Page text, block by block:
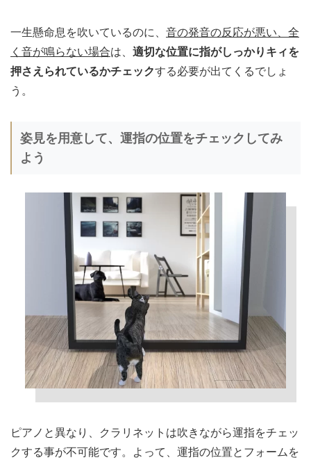
一生懸命息を吹いているのに、 音の発音の反応が悪い、全
く音が鳴らない場合は、 適切な位置に指がしっかりキィを
押さえられているかチェックする必要が出てくるでしょ
う。
姿見を用意して、運指の位置をチェックしてみ
よう
ピアノと異なり、クラリネットは吹きながら運指をチェッ
クする事が不可能です。よって、運指の位置とフォームを